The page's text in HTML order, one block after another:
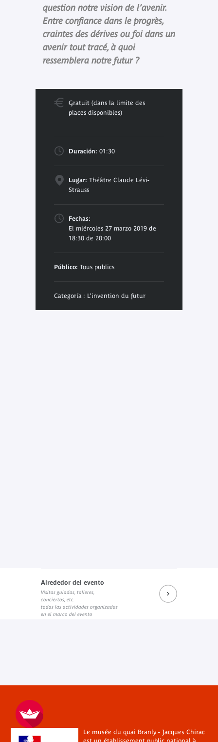
question notre vision de l’avenir.
Entre confiance dans le progrès,
craintes des dérives ou foi dans un
avenir tout tracé, à quoi
ressemblera notre futur ?
Gratuit (dans la limite des
places disponibles)
Duración: 01:30
Lugar: Théâtre Claude Lévi-
Strauss
Fechas:
El miércoles 27 marzo 2019 de
18:30 de 20:00
Público: Tous publics
Categoría : L’invention du futur
Alrededor del evento
Visitas guiadas, talleres,
conciertos, etc.
todas las actividades organizadas
en el marco del evento
Le musée du quai Branly - Jacques Chirac